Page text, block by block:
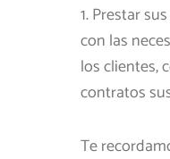
1. Prestar
con las
los clientes,
contratos
Te